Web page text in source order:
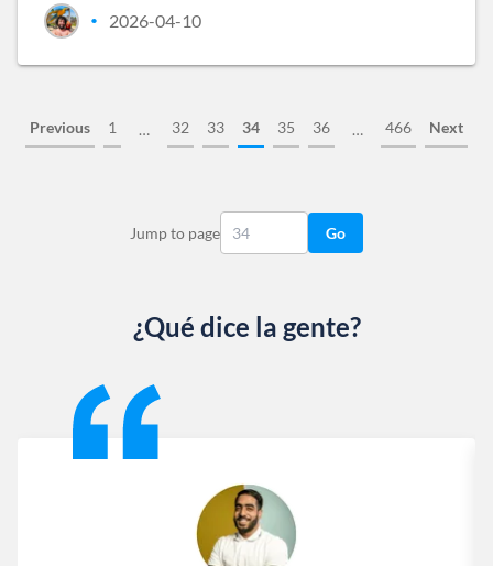
• 2026-04-10
Previous 1 … 32 33 34 35 36 … 466 Next
Jump to page Go
¿Qué dice la gente?